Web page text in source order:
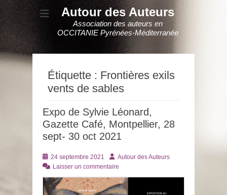
Autour des Auteurs
Association des auteurs en
OCCITANIE Pyrénées-Méditerranée
Étiquette : Frontières exils
vents de sables
Expo de Sylvie Léonard,
Gazette Café, Montpellier, 28
sept- 30 oct 2021
Posté
le
24 septembre 2021 AuteurAutour des Auteurs
Laisser un commentaire